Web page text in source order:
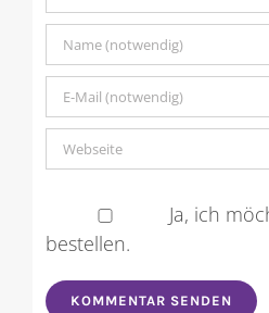
Ja, ich
bestellen.